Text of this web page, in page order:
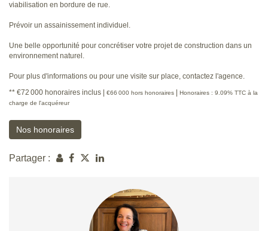
viabilisation en bordure de rue.
Prévoir un assainissement individuel.
Une belle opportunité pour concrétiser votre projet de construction dans un
environnement naturel.
Pour plus d'informations ou pour une visite sur place, contactez l'agence.
** €72 000 honoraires inclus €66 000 hors honoraires
Honoraires : 9.09% TTC à la
charge de l'acquéreur
Nos honoraires
Partager :